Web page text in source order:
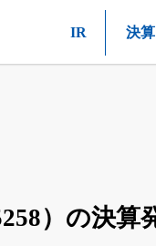
IR 決算
）の決算